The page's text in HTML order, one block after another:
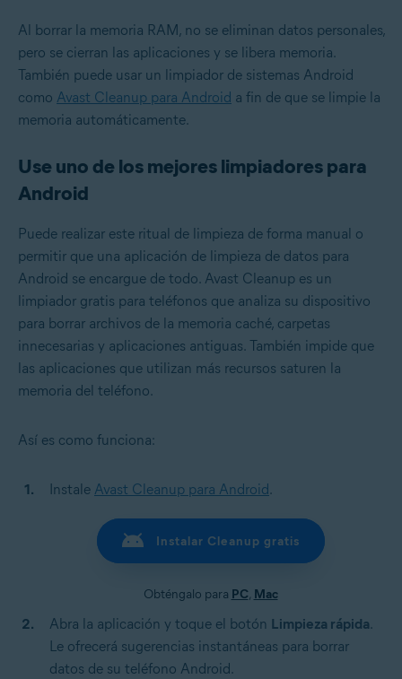
Al borrar la memoria RAM, no se eliminan datos personales,
pero se cierran las aplicaciones y se libera memoria.
También puede usar un limpiador de sistemas Android
como Avast Cleanup para Android a fin de que se limpie la
memoria automáticamente.
Use uno de los mejores limpiadores para
Android
Puede realizar este ritual de limpieza de forma manual o
permitir que una aplicación de limpieza de datos para
Android se encargue de todo. Avast Cleanup es un
limpiador gratis para teléfonos que analiza su dispositivo
para borrar archivos de la memoria caché, carpetas
innecesarias y aplicaciones antiguas. También impide que
las aplicaciones que utilizan más recursos saturen la
memoria del teléfono.
Así es como funciona:
Instale Avast Cleanup para Android.
Instalar Cleanup gratis
Obténgalo para PC, Mac
Abra la aplicación y toque el botón Limpieza rápida.
Le ofrecerá sugerencias instantáneas para borrar
datos de su teléfono Android.